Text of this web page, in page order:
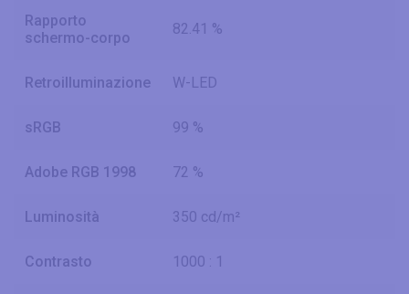
Rapporto
schermo-corpo
82.41 %
Retroilluminazione W-LED
sRGB 99 %
Adobe RGB 1998 72 %
Luminosità 350 cd/m²
Contrasto 1000 : 1